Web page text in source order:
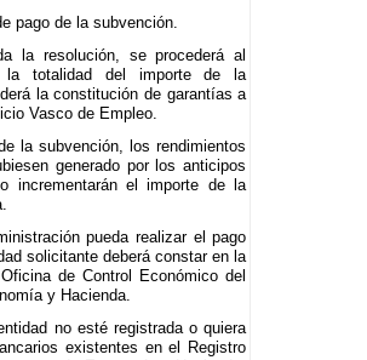
pago de la subvención.
la resolución, se procederá al
la totalidad del importe de la
la constitución de garantías a
Vasco de Empleo.
la subvención, los rendimientos
generado por los anticipos
incrementarán el importe de la
pueda realizar el pago
solicitante deberá constar en la
de Control Económico del
y Hacienda.
no esté registrada o quiera
existentes en el Registro